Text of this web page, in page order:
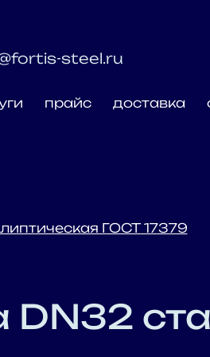
steel.ru
прайс доставка
ГОСТ 17379